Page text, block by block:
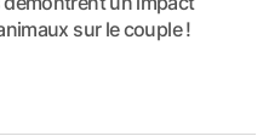
sur le couple !